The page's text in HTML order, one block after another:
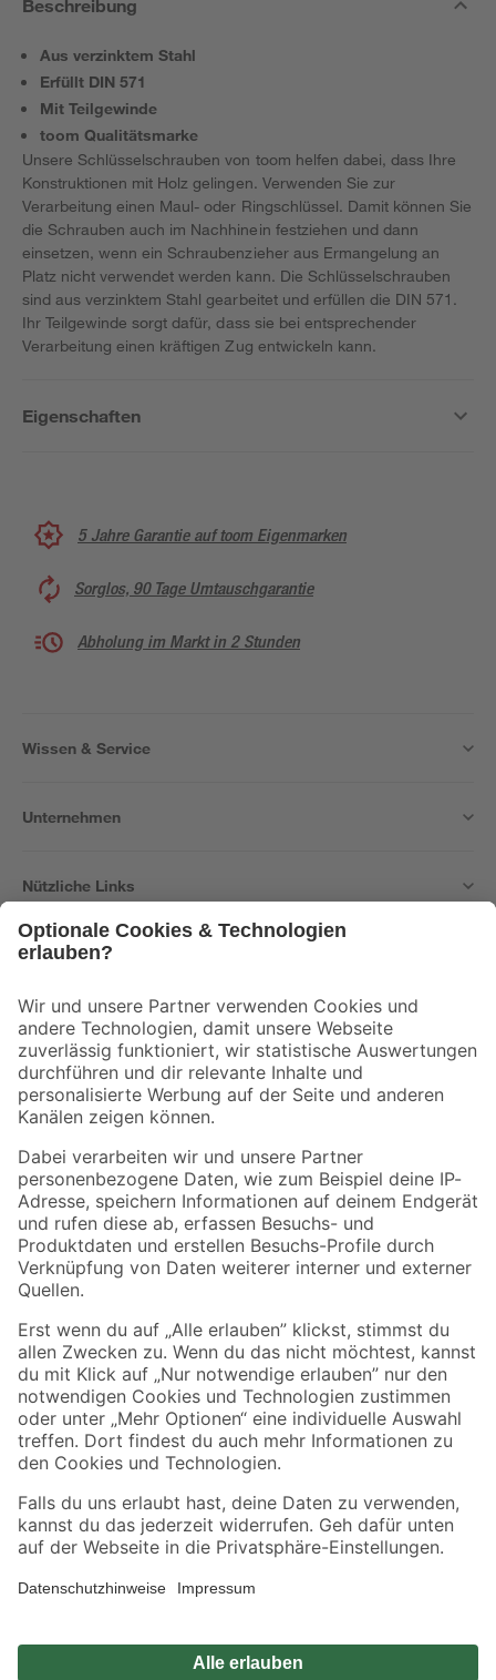
Beschreibung
Aus verzinktem Stahl
Erfüllt DIN 571
Mit Teilgewinde
toom Qualitätsmarke
Unsere Schlüsselschrauben von toom helfen dabei, dass Ihre
Konstruktionen mit Holz gelingen. Verwenden Sie zur
Verarbeitung einen Maul- oder Ringschlüssel. Damit können Sie
die Schrauben auch im Nachhinein festziehen und dann
einsetzen, wenn ein Schraubenzieher aus Ermangelung an
Platz nicht verwendet werden kann. Die Schlüsselschrauben
sind aus verzinktem Stahl gearbeitet und erfüllen die DIN 571.
Ihr Teilgewinde sorgt dafür, dass sie bei entsprechender
Verarbeitung einen kräftigen Zug entwickeln kann.
Eigenschaften
5 Jahre Garantie auf toom Eigenmarken
Sorglos, 90 Tage Umtauschgarantie
Abholung im Markt in 2 Stunden
Wissen & Service
Unternehmen
Nützliche Links
Der toom Newsletter: Keine Angebote und Aktionen mehr verpassen!
Zur Newsletter Anmeldung
Folge uns
Zahlungsarten Versandarten
Sicher einkaufen
Jetzt die toom-App herunterladen
Alle Preisangaben in EUR inkl. gesetzl. MwSt.. Die dargestellten Angebote sind unter
Umständen nicht in allen Märkten verfügbar. Die angegebenen Verfügbarkeiten beziehen
Produkte nur solange der Vorrat reicht.
*Paketversand ab 59 € versandkostenfrei, gilt nicht für Artikel mit Speditionsversand, hier
Privatsphäre Impressum